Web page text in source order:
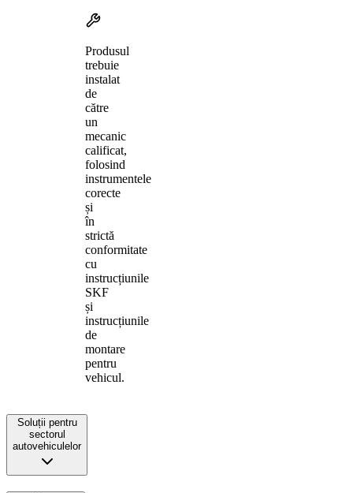
Produsul
trebuie
instalat
de
către
un
mecanic
calificat,
folosind
instrumentele
corecte
și
în
strictă
conformitate
cu
instrucțiunile
SKF
și
instrucțiunile
de
montare
pentru
vehicul.
Soluții pentru
sectorul
autovehiculelor